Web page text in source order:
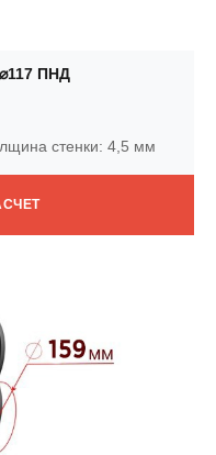
ПНД
стенки: 4,5 мм